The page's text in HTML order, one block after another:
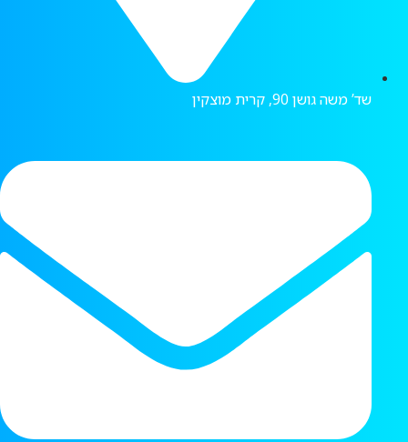
שד’ משה גושן 90, קרית מוצקין